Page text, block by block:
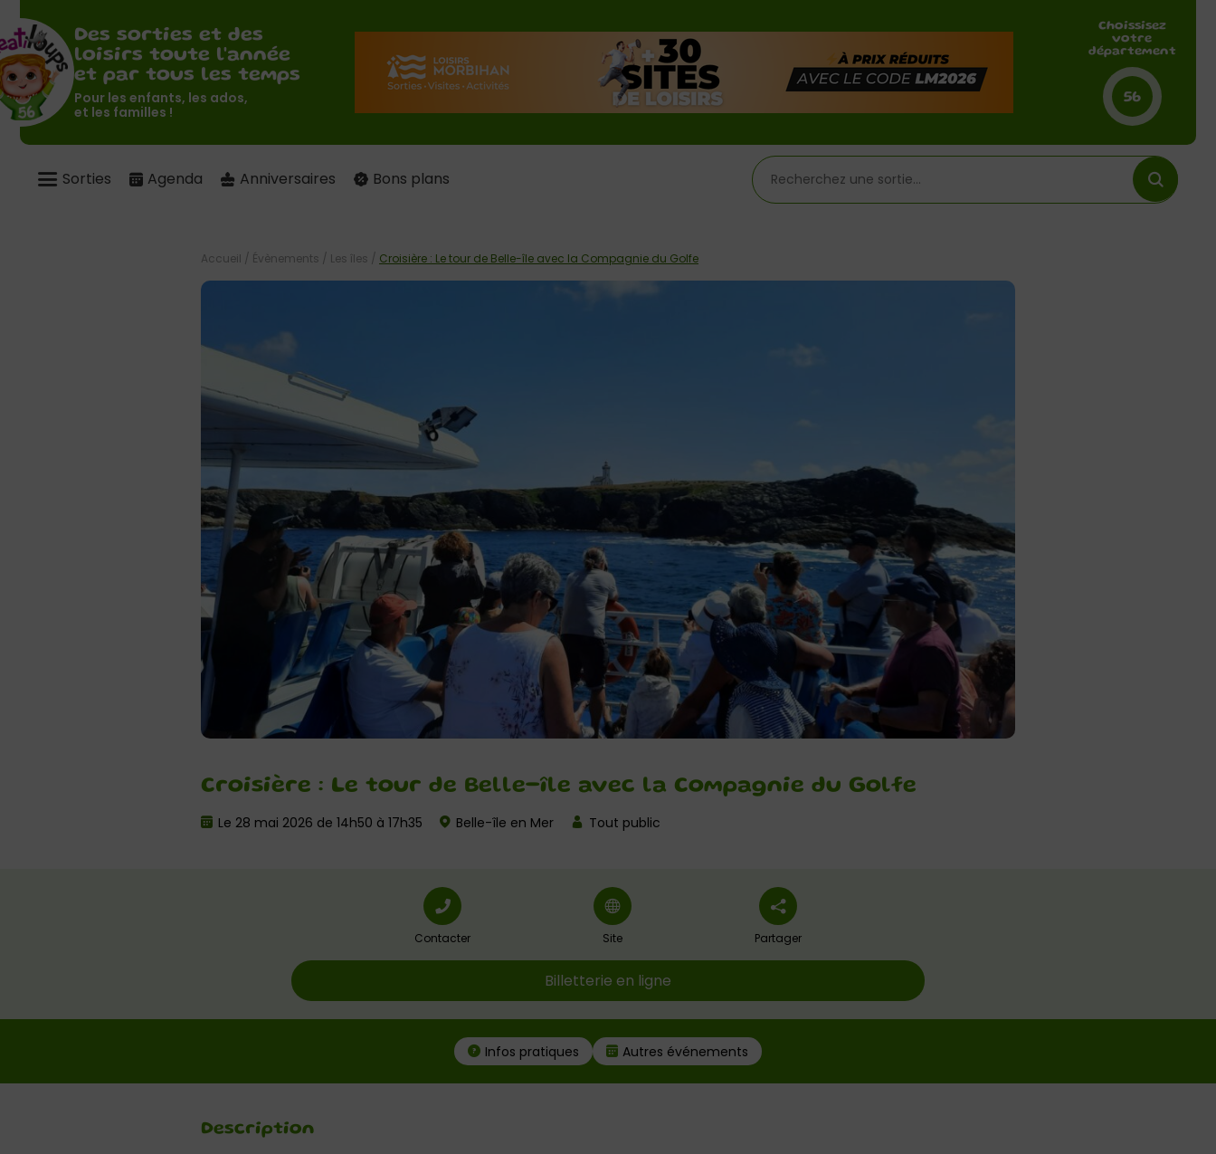
Des sorties et des
loisirs toute l'année
et par tous les temps
Pour les enfants, les ados,
et les familles !
Choissisez
votre
département
56
Sorties Agenda Anniversaires Bons plans
Croisière : Le tour de Belle-île avec la Compagnie du Golfe
Le 28 mai 2026 de 14h50 à 17h35 Belle-île en Mer Tout public
Accueil / Évènements / Les îles / Croisière : Le tour de Belle-île avec la Compagnie du Golfe
Contacter Site Partager
Billetterie en ligne
Infos pratiques Autres événements
Description